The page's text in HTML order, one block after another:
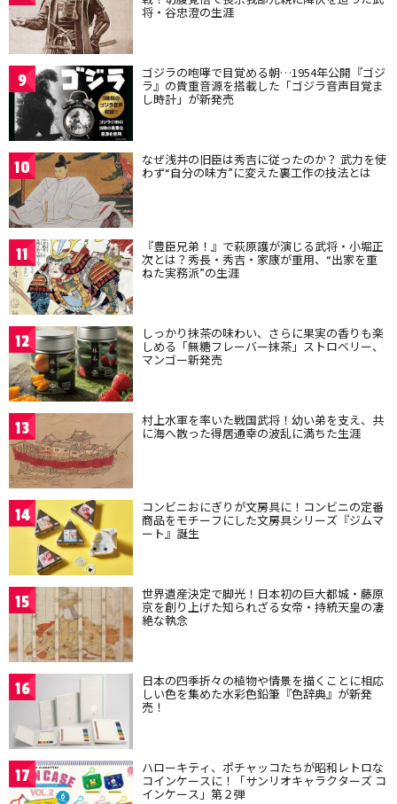
将・谷忠澄の生涯
9 ゴジラの咆哮で目覚める朝…1954年公開『ゴジ
ラ』の貴重音源を搭載した「ゴジラ音声目覚ま
し時計」が新発売
10 なぜ浅井の旧臣は秀吉に従ったのか？ 武力を使
わず“自分の味方”に変えた裏工作の技法とは
11 『豊臣兄弟！』で萩原護が演じる武将・小堀正
次とは？秀長・秀吉・家康が重用、“出家を重
ねた実務派”の生涯
12 しっかり抹茶の味わい、さらに果実の香りも楽
しめる「無糖フレーバー抹茶」ストロベリー、
マンゴー新発売
13 村上水軍を率いた戦国武将！幼い弟を支え、共
に海へ散った得居通幸の波乱に満ちた生涯
14 コンビニおにぎりが文房具に！コンビニの定番
商品をモチーフにした文房具シリーズ『ジムマ
ート』誕生
15 世界遺産決定で脚光！日本初の巨大都城・藤原
京を創り上げた知られざる女帝・持統天皇の凄
絶な執念
16 日本の四季折々の植物や情景を描くことに相応
しい色を集めた水彩色鉛筆『色辞典』が新発
売！
17 ハローキティ、ポチャッコたちが昭和レトロな
コインケースに！「サンリオキャラクターズ コ
インケース」第２弾